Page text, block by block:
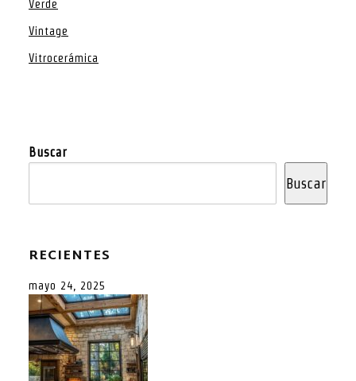
Verde
Vintage
Vitrocerámica
Buscar
Buscar
RECIENTES
mayo 24, 2025